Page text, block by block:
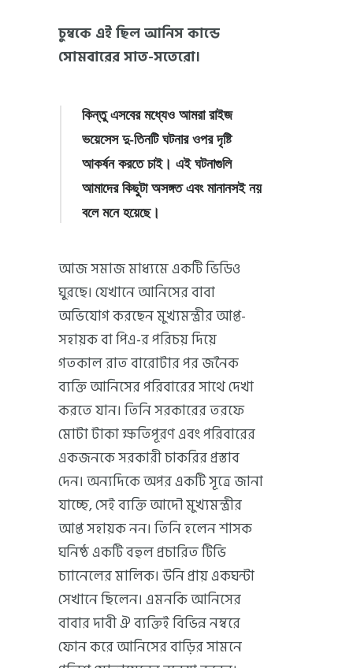
চুম্বকে এই ছিল আনিস কান্ডে
সোমবারের সাত-সতেরো।
কিন্তু এসবের মধ্যেও আমরা রাইজ
ভয়েসেস দু-তিনটি ঘটনার ওপর দৃষ্টি
আকর্ষন করতে চাই। এই ঘটনাগুলি
আমাদের কিছুটা অসঙ্গত এবং মানানসই নয়
বলে মনে হয়েছে।
আজ সমাজ মাধ্যমে একটি ভিডিও
ঘুরছে। যেখানে আনিসের বাবা
অভিযোগ করছেন মুখ্যমন্ত্রীর আপ্ত-
সহায়ক বা পিএ-র পরিচয় দিয়ে
গতকাল রাত বারোটার পর জনৈক
ব্যক্তি আনিসের পরিবারের সাথে দেখা
করতে যান। তিনি সরকারের তরফে
মোটা টাকা ক্ষতিপূরণ এবং পরিবারের
একজনকে সরকারী চাকরির প্রস্তাব
দেন। অন্যদিকে অপর একটি সূত্রে জানা
যাচ্ছে, সেই ব্যক্তি আদৌ মুখ্যমন্ত্রীর
আপ্ত সহায়ক নন। তিনি হলেন শাসক
ঘনিষ্ঠ একটি বহুল প্রচারিত টিভি
চ্যানেলের মালিক। উনি প্রায় একঘন্টা
সেখানে ছিলেন। এমনকি আনিসের
বাবার দাবী ঐ ব্যক্তিই বিভিন্ন নম্বরে
ফোন করে আনিসের বাড়ির সামনে